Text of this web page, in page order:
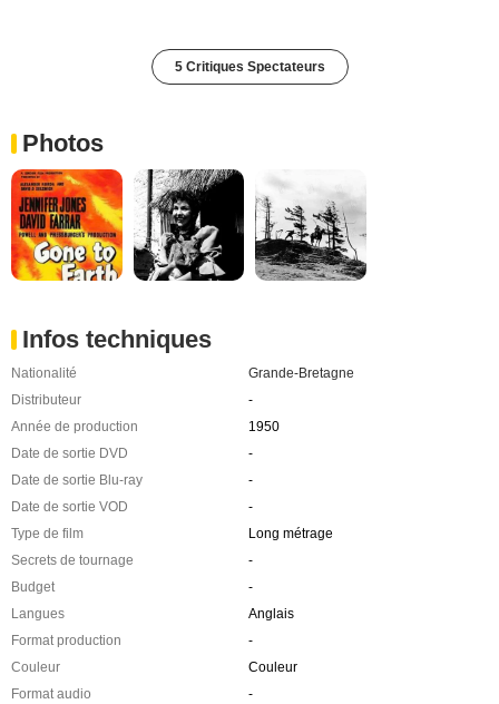
5 Critiques Spectateurs
Photos
Infos techniques
Nationalité
Grande-Bretagne
Distributeur
-
Année de production
1950
Date de sortie DVD
-
Date de sortie Blu-ray
-
Date de sortie VOD
-
Type de film
Long métrage
Secrets de tournage
-
Budget
-
Langues
Anglais
Format production
-
Couleur
Couleur
Format audio
-